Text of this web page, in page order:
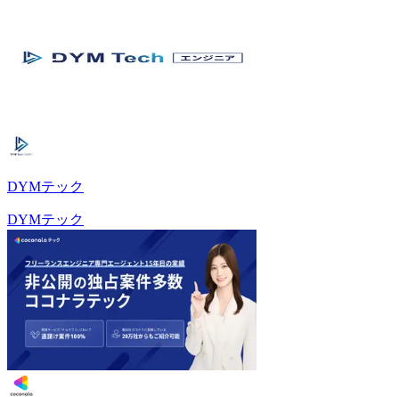
DYMテック
DYMテック